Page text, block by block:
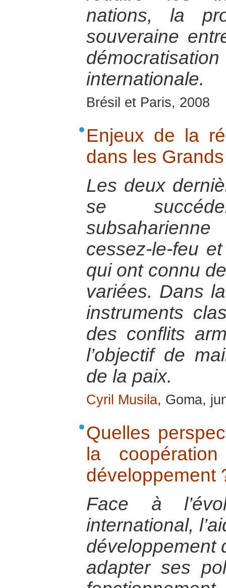
nations, la
souveraine
internationale.
Brésil et Paris, 2008
Enjeux de la
dans les
Les deux
se
cessez-le-feu
qui ont connu
variées. Dans
instruments
des conflits
l’objectif de
de la paix.
Cyril Musila, Goma,
Quelles
la
développement
Face à
international,
développement
adapter ses